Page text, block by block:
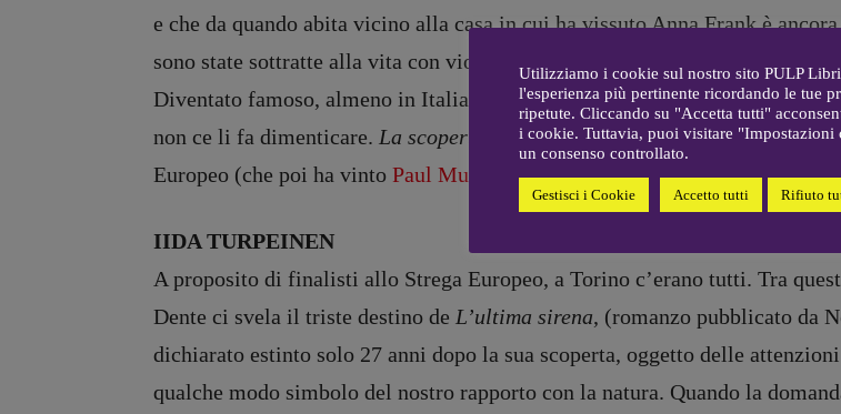
Stranimondi
Tornare a Ballard
Valerio Evangelisti
Vampirismi
Zong!
CONTATTI
recensioni:
Elio Grasso
[eliovoyager@gmail.com]
Coordinamento Primo Piano
Coordinamento Fumetti:
Fabio Malagnini
Coordinamento Pulp for kids e
e che da quando abita vicino alla casa in cui ha vissuto Anna Frank è
sono state sottratte alla vita con violenza e ingiustizia e perversione, le
Diventato famoso, almeno in Italia, per
Anime baltiche, Brokken conosce
non ce li fa dimenticare. La scoperta dell’Olanda, sempre pubblicato da
Europeo (che poi ha vinto Paul Murray conIl giorno dell’ape).
IIDA TURPEINEN
A proposito di finalisti allo Strega Europeo, a Torino c’erano tutti. Tra
Dente ci svela il triste destino de L’ultima sirena, (romanzo pubblicato da
dichiarato estinto solo 27 anni dopo la sua scoperta, oggetto delle
qualche modo simbolo del nostro rapporto con la natura. Quando la
Utilizziamo i cookie sul nostro sito PULP
l'esperienza più pertinente ricordando le tue
ripetute. Cliccando su "Accetta tutti"
i cookie. Tuttavia, puoi visitare "Impostazioni
un consenso controllato.
Gestisci i Cookie Accetto tutti Rifiuto